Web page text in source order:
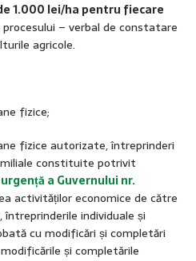
1.000 lei/ha pentru fiecare
– verbal de constatare
agricole.
fizice;
fizice autorizate, întreprinderi
constituite potrivit
a Guvernului nr.
activităților economice de către
individuale și
cu modificări și completări
și completările